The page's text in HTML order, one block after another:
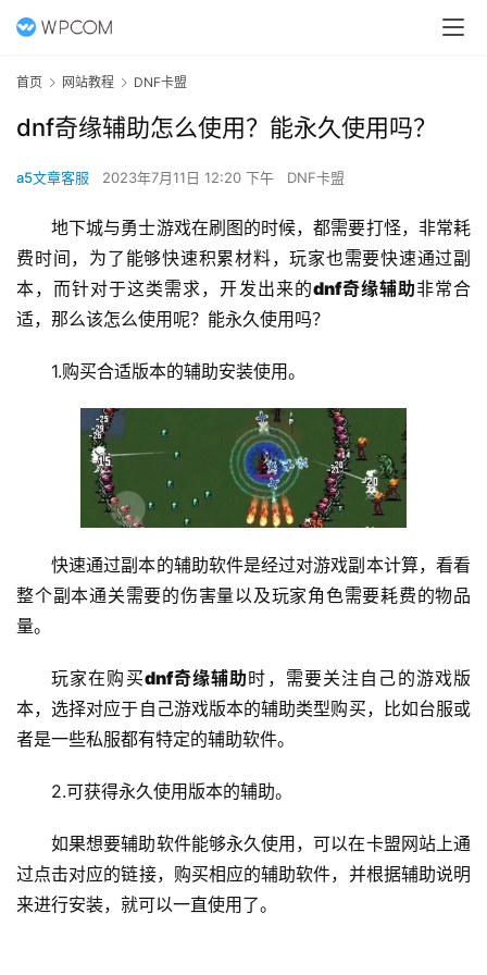
首页 网站教程 DNF卡盟
dnf奇缘辅助怎么使用？能永久使用吗？
a5文章客服 2023年7月11日 12:20 下午 DNF卡盟
地下城与勇士游戏在刷图的时候，都需要打怪，非常耗
费时间，为了能够快速积累材料，玩家也需要快速通过副
本，而针对于这类需求，开发出来的dnf奇缘辅助非常合
适，那么该怎么使用呢？能永久使用吗？
1.购买合适版本的辅助安装使用。
快速通过副本的辅助软件是经过对游戏副本计算，看看
整个副本通关需要的伤害量以及玩家角色需要耗费的物品
量。
玩家在购买dnf奇缘辅助时，需要关注自己的游戏版
本，选择对应于自己游戏版本的辅助类型购买，比如台服或
者是一些私服都有特定的辅助软件。
2.可获得永久使用版本的辅助。
如果想要辅助软件能够永久使用，可以在卡盟网站上通
过点击对应的链接，购买相应的辅助软件，并根据辅助说明
来进行安装，就可以一直使用了。